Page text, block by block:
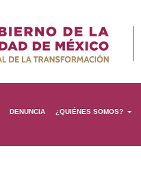
DENUNCIA ¿QUIÉNES SOMOS?